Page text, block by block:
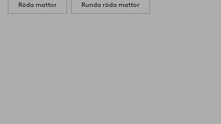
Röda mattor Runda röda mattor